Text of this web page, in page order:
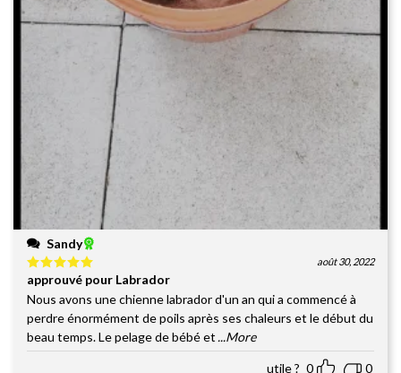
Sandy
Note5sur
5
août 30, 2022
approuvé pour Labrador
Nous avons une chienne labrador d'un an qui a commencé à
perdre énormément de poils après ses chaleurs et le début du
beau temps. Le pelage de bébé et ...More
utile ? 0 0